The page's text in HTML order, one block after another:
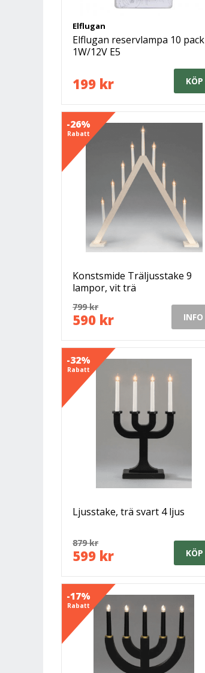
Elflugan
Elflugan reservlampa 10 pack
1W/12V E5
199 kr KÖP
-26%
Rabatt
Konstsmide Träljusstake 9
lampor, vit trä
799 kr
590 kr INFO
-32%
Rabatt
Ljusstake, trä svart 4 ljus
879 kr
599 kr KÖP
-17%
Rabatt